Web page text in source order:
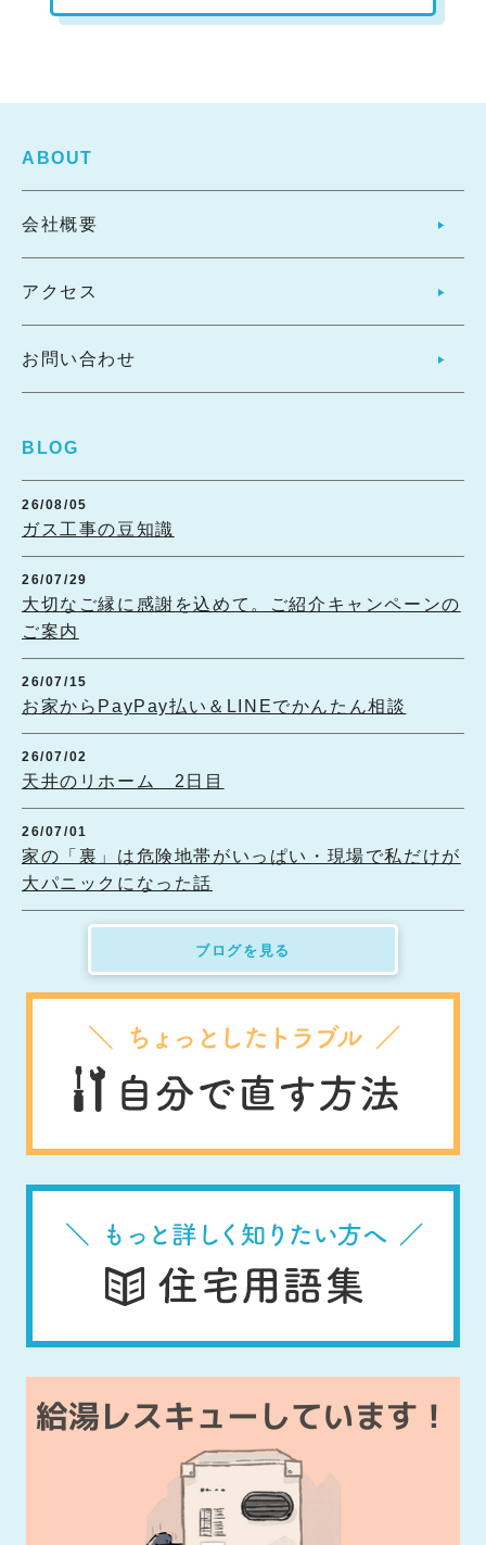
ABOUT
会社概要
アクセス
お問い合わせ
BLOG
26/08/05
ガス工事の豆知識
26/07/29
大切なご縁に感謝を込めて。ご紹介キャンペーンの
ご案内
26/07/15
お家からPayPay払い＆LINEでかんたん相談
26/07/02
天井のリホーム 2日目
26/07/01
家の「裏」は危険地帯がいっぱい・現場で私だけが
大パニックになった話
ブログを見る